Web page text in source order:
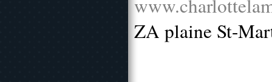
ZA plaine St-